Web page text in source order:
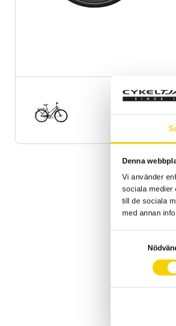
Denna
Vi använder
sociala medier
till de sociala
med annan